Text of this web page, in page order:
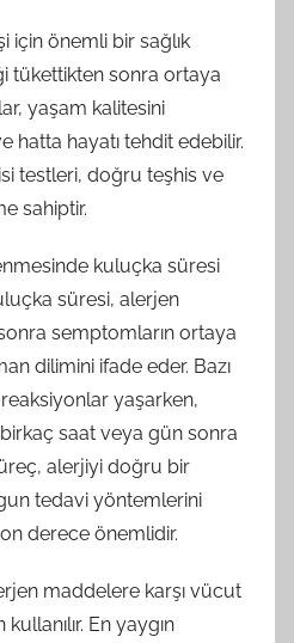
için önemli bir sağlık
tükettikten sonra ortaya
yaşam kalitesini
hatta hayatı tehdit edebilir.
testleri, doğru teşhis ve
sahiptir.
kuluçka süresi
süresi, alerjen
semptomların ortaya
dilimini ifade eder. Bazı
yaşarken,
saat veya gün sonra
alerjiyi doğru bir
tedavi yöntemlerini
derece önemlidir.
maddelere karşı vücut
En yaygın